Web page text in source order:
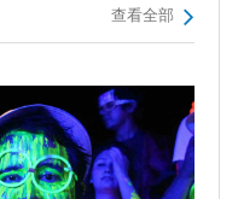
查看全部